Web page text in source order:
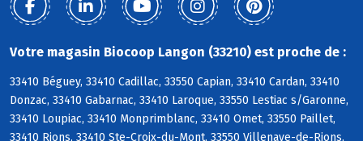
Votre magasin Biocoop Langon (33210) est proche de :
33410 Béguey, 33410 Cadillac, 33550 Capian, 33410 Cardan, 33410
Donzac, 33410 Gabarnac, 33410 Laroque, 33550 Lestiac s/Garonne,
33410 Loupiac, 33410 Monprimblanc, 33410 Omet, 33550 Paillet,
33410 Rions, 33410 Ste-Croix-du-Mont, 33550 Villenave-de-Rions,